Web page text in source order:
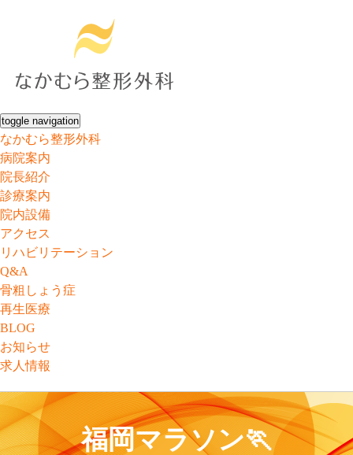
toggle navigation
なかむら整形外科
病院案内
院長紹介
診療案内
院内設備
アクセス
リハビリテーション
Q&A
骨粗しょう症
再生医療
BLOG
お知らせ
求人情報
福岡マラソン🏃